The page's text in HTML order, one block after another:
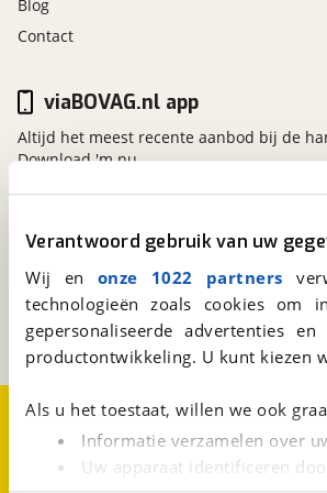
Verantwoord gebruik van uw
Wij en onze 1022 partners
technologieën zoals cookies
gepersonaliseerde advertenties
productontwikkeling. U kunt kiezen
Als u het toestaat, willen we ook
Informatie verzamelen over
Uw apparaat identificeren
Blog
Contact
viaBOVAG.nl
Kosterijland15
Bunnik
Een initiatief van
BOVAG
viaBOVAG.nl app
Altijd het meest recente aanbod bij de
Download 'm nu.
Over viaBOVAG.nlDisclaimer- en
CookievoorkeurenVacatures